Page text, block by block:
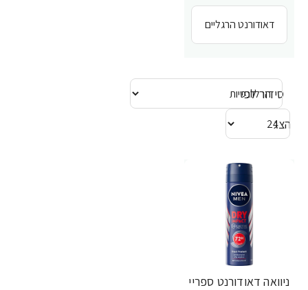
דאודורנט הרגליים
סידור לפי
הצג
ניוואה דאודורנט ספריי